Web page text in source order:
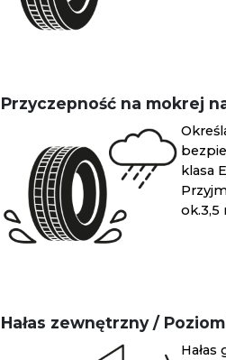
Przyczepność na mokrej
klasa
ok.3,5
Hałas zewnętrzny /